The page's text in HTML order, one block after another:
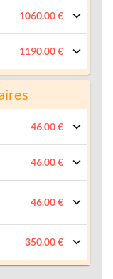
1060.00 €
1190.00 €
46.00 €
46.00 €
46.00 €
350.00 €